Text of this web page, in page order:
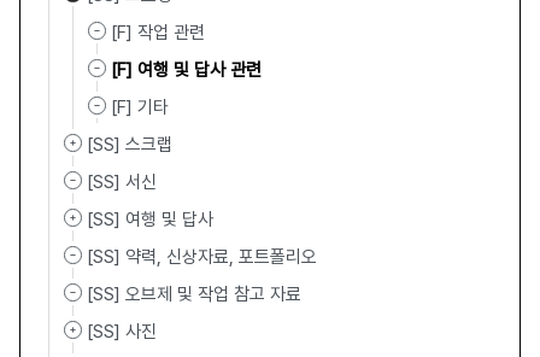
[F] 작업 관련
[F] 여행 및 답사 관련
[F] 기타
[SS] 스크랩
[SS] 서신
[SS] 여행 및 답사
[SS] 약력, 신상자료, 포트폴리오
[SS] 오브제 및 작업 참고 자료
[SS] 사진